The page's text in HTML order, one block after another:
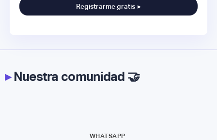
Registrarme gratis ▸
▸Nuestra comunidad 🤝
WHATSAPP